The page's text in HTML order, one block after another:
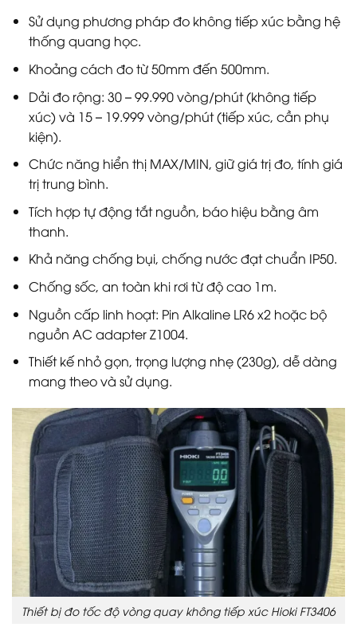
Sử dụng phương pháp đo không tiếp xúc bằng hệ
thống quang học.
Khoảng cách đo từ 50mm đến 500mm.
Dải đo rộng: 30 – 99.990 vòng/phút (không tiếp
xúc) và 15 – 19.999 vòng/phút (tiếp xúc, cần phụ
kiện).
Chức năng hiển thị MAX/MIN, giữ giá trị đo, tính giá
trị trung bình.
Tích hợp tự động tắt nguồn, báo hiệu bằng âm
thanh.
Khả năng chống bụi, chống nước đạt chuẩn IP50.
Chống sốc, an toàn khi rơi từ độ cao 1m.
Nguồn cấp linh hoạt: Pin Alkaline LR6 x2 hoặc bộ
nguồn AC adapter Z1004.
Thiết kế nhỏ gọn, trọng lượng nhẹ (230g), dễ dàng
mang theo và sử dụng.
Thiết bị đo tốc độ vòng quay không tiếp xúc Hioki FT3406